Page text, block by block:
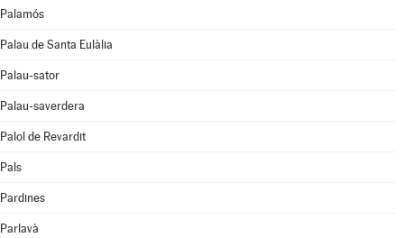
Palamós
Palau de Santa Eulàlia
Palau-sator
Palau-saverdera
Palol de Revardit
Pals
Pardines
Parlavà